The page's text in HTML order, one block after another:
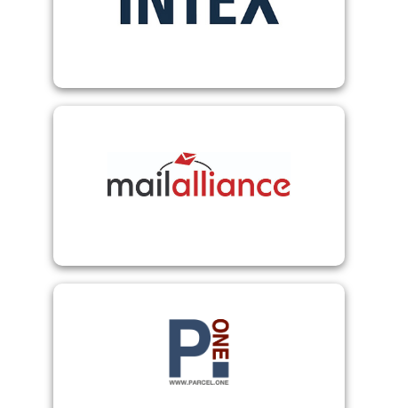
Intex
Wertlogistik mit nationalem und
mailalliance
kostenoptimierter Versand
PARCEL.ONE